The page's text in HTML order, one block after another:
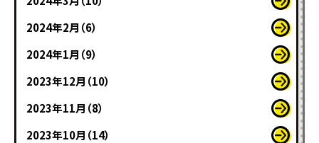
2024年2月（6）
2024年1月（9）
2023年12月（10）
2023年11月（8）
2023年10月（14）